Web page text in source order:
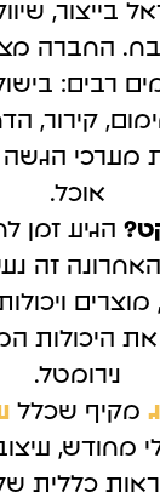
בייצור,
החברה
רבים:
קירור,
מערכי הגשה
אוכל.
הגיע זמן
מוצרים
היכולות
נירומטל.
מקיף שכלל
מחודש,
כללית